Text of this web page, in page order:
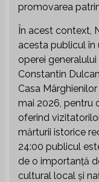
promovarea
În acest context,
acesta publicul în
operei
Constantin
Casa
mai 2026, pentru
oferind
mărturii istorice
24:00 publicul
de o importanță
cultural local și